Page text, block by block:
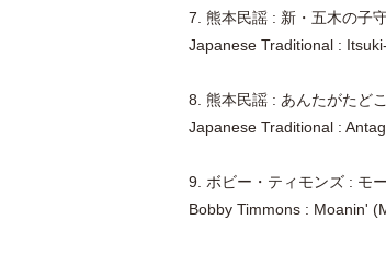
7. 熊本民謡 : 新・五木の子
Japanese Traditional :
8. 熊本民謡 : あんたがたど
Japanese Traditional :
9. ボビー・ティモンズ : モ
Bobby Timmons : Moanin'